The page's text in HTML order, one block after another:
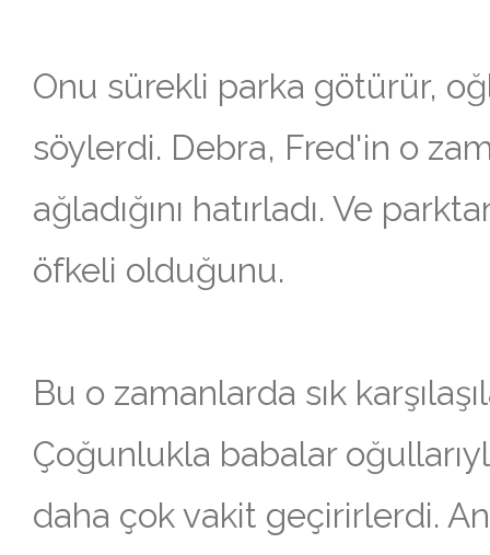
Onu sürekli parka götürür,
söylerdi. Debra, Fred'in o
ağladığını hatırladı. Ve
öfkeli olduğunu.
Bu o zamanlarda sık
Çoğunlukla babalar
daha çok vakit geçirirlerdi.